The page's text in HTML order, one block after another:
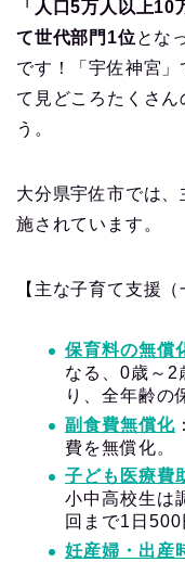
「人口5万人以上10
て世代部門1位とな
です！「宇佐神宮
て見どころたくさん
う。
大分県宇佐市では
施されています。
【主な子育て支援（
保育料の無償
なる、0歳～2
り、全年齢の
副食費無償化
費を無償化。
子ども医療費
小中高校生は
回まで1日500
妊産婦・出産